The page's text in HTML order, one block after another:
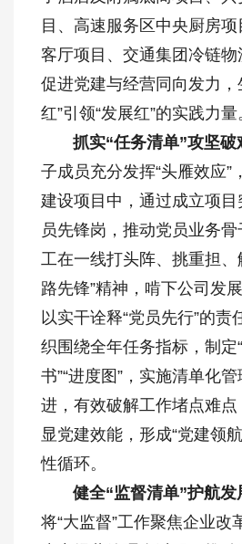
目、高速服务区中央厨房
客厅项目、交通集团冷链物
促进党建与经营同向发力，
红”引领“发展红”的实践力量
抓实“任务清单”攻坚破
子成员充分发挥“头雁效应”
建设项目中，通过成立项
员先锋岗，推动党员业务
工在一线打头阵、挑重担、
路先锋”精神，啃下公司发展
以实干诠释“党员先行”的责
织围绕全年任务指标，制定
书”“进度图”，实施清单化
进，有效破解工作堵点难
显党建效能，形成“党建领
性循环。
健全“监督清单”护航发
将“大监督”工作聚焦企业改